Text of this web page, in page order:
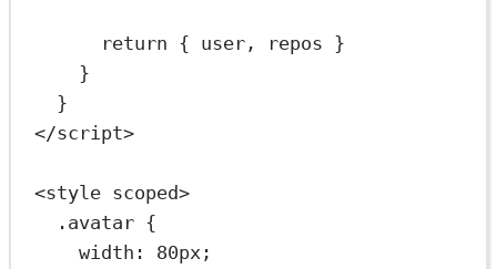
return { user, repos }
}
}
</script>
<style scoped>
.avatar {
width : 80px ;